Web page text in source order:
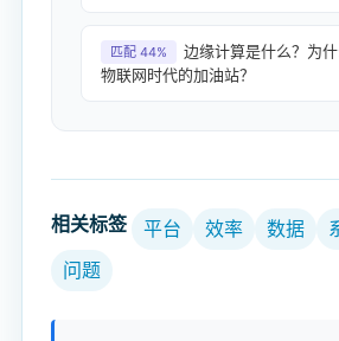
匹配 44%
边缘计算是什么？为
物联网时代的加油站？
相关标签 平台 效率 数据
问题